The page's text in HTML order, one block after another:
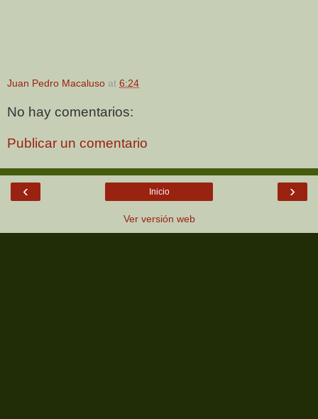
Juan Pedro Macaluso at 6:24
No hay comentarios:
Publicar un comentario
‹ ›
Inicio
Ver versión web